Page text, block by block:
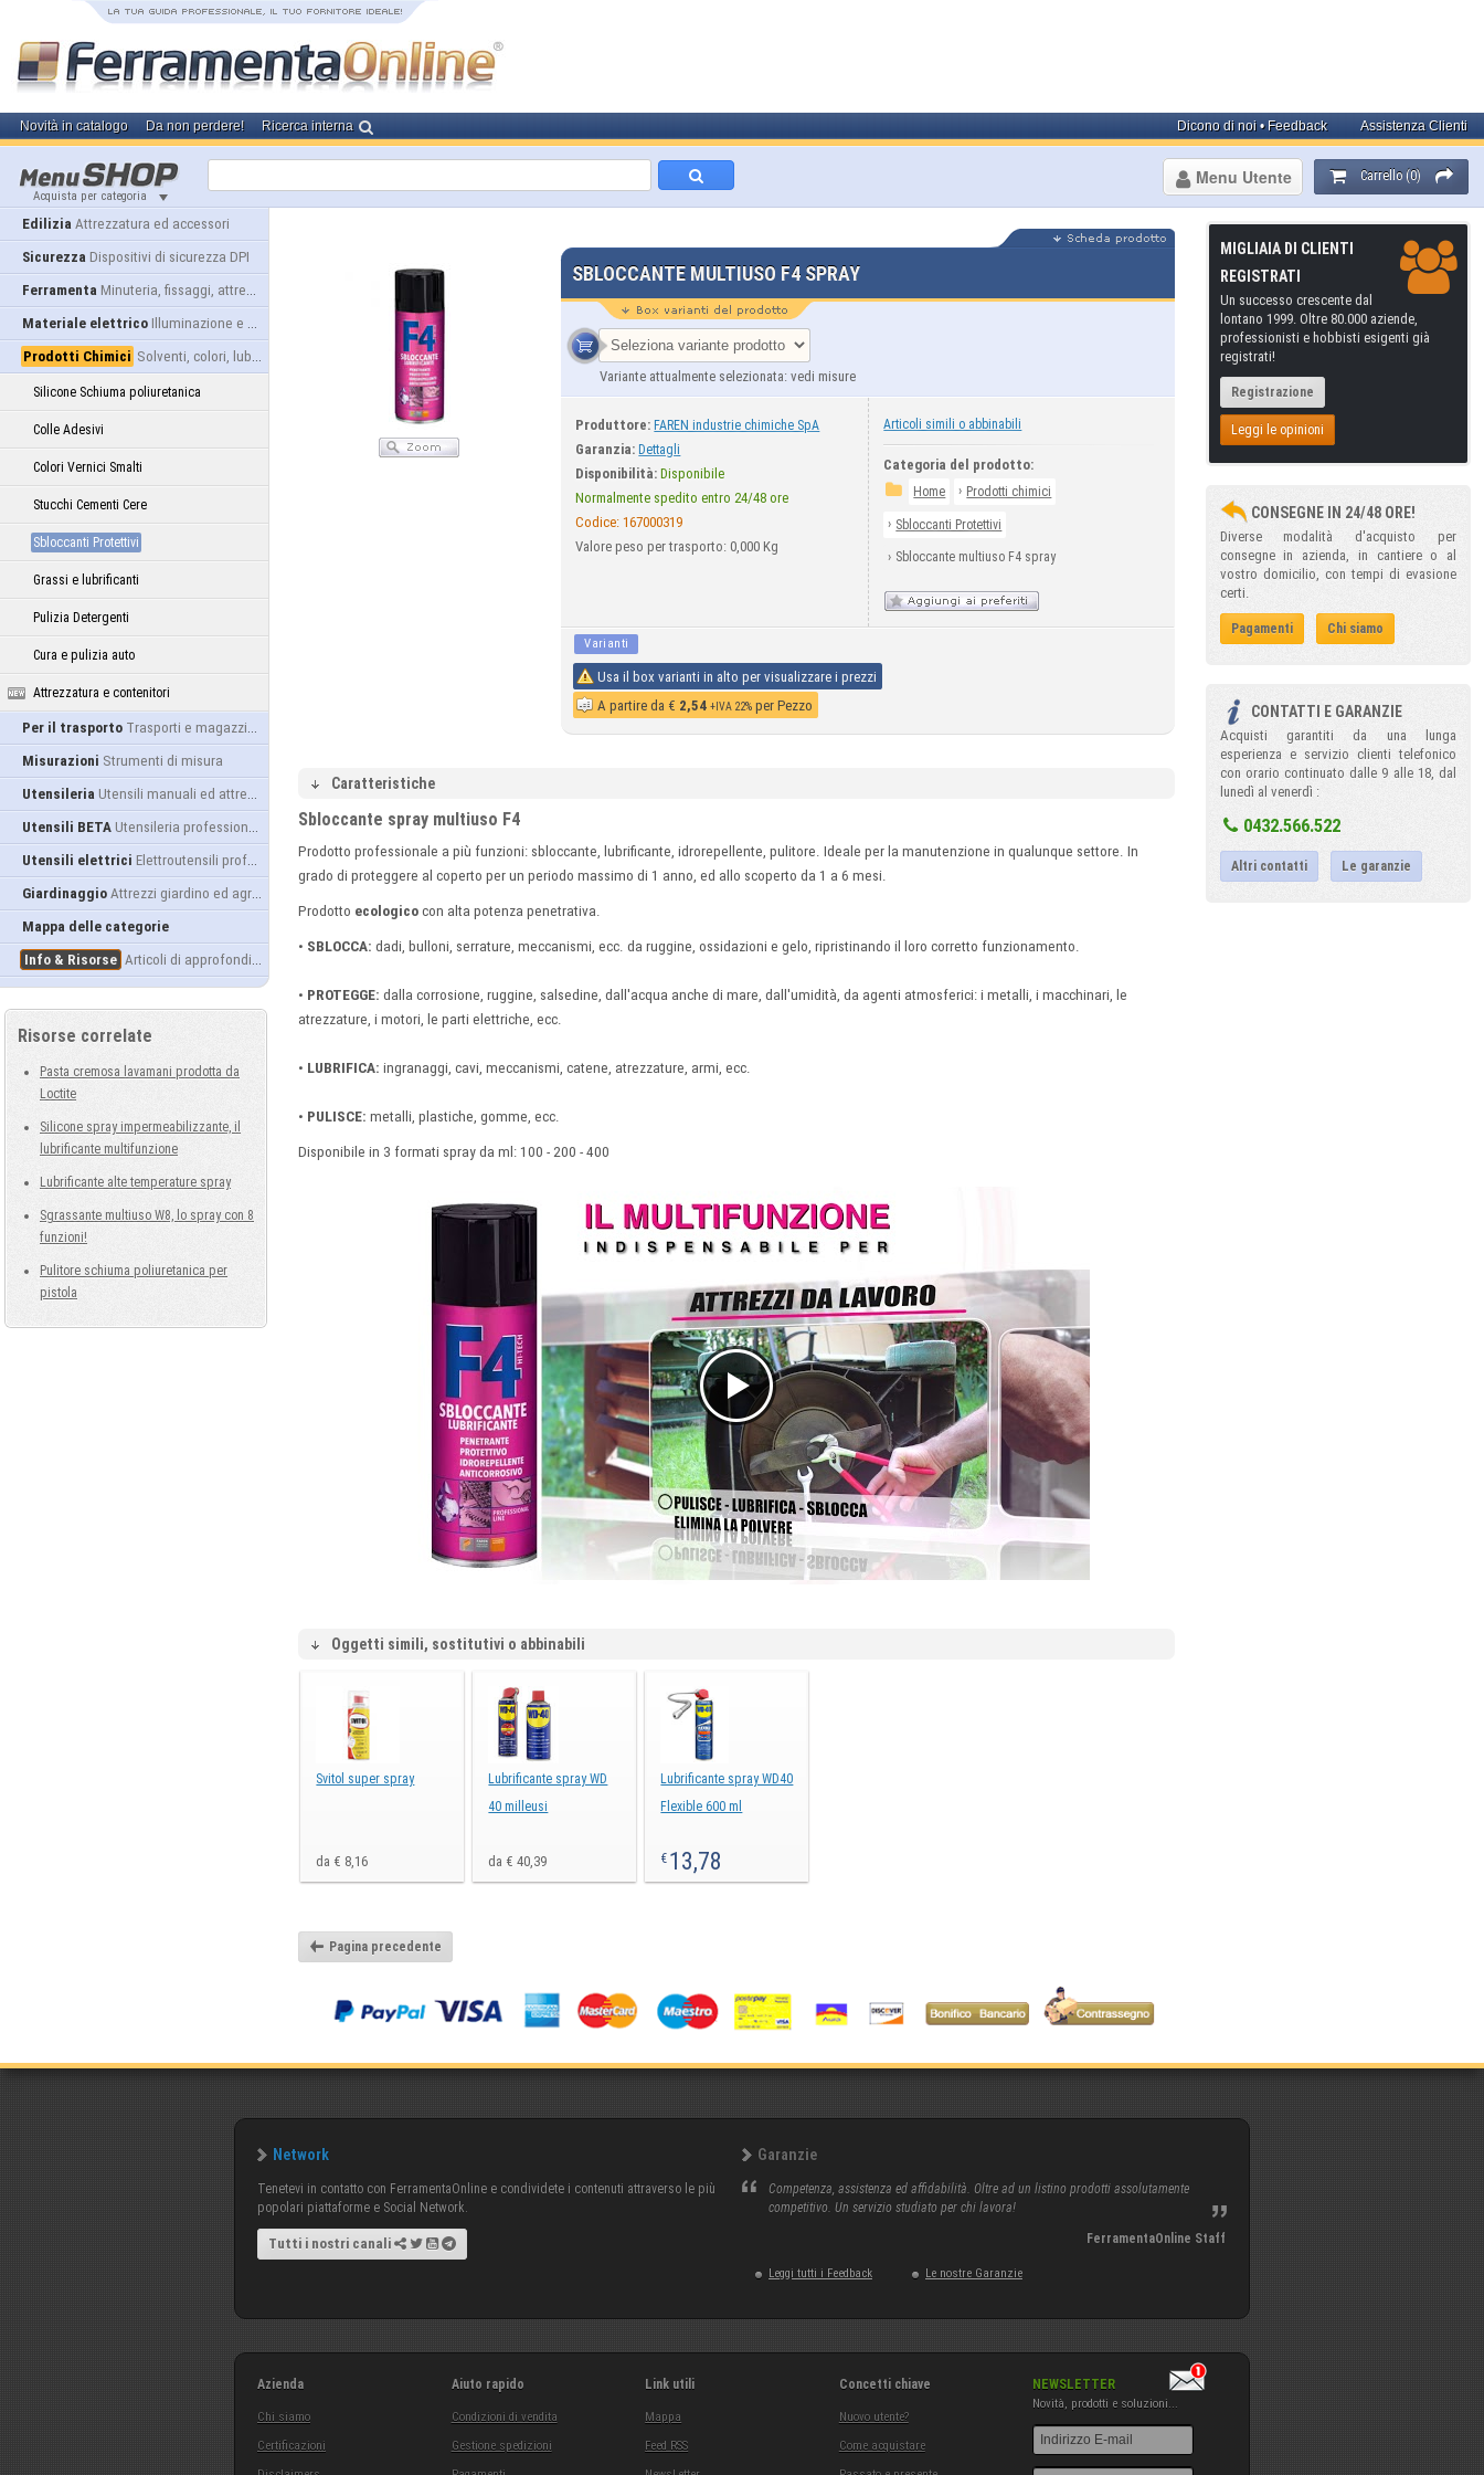
Novità in catalogo Da non perdere! Ricerca interna Assistenza Clienti
Dicono di noi • Feedback
Acquista per categoria
Carrello (0)
Menu Utente
Edilizia Attrezzatura ed accessori
Sicurezza Dispositivi di sicurezza DPI
Ferramenta Minuteria, fissaggi, attrezzatura
Materiale elettrico Illuminazione e alimentazione
Prodotti Chimici Solventi, colori, lubrificanti...
Silicone Schiuma poliuretanica
Colle Adesivi
Colori Vernici Smalti
Stucchi Cementi Cere
Sbloccanti Protettivi
Grassi e lubrificanti
Pulizia Detergenti
Cura e pulizia auto
Attrezzatura e contenitori
Per il trasporto Trasporti e magazzino
Misurazioni Strumenti di misura
Utensileria Utensili manuali ed attrezzature
Utensili BETA Utensileria professionale
Utensili elettrici Elettroutensili professionali
Giardinaggio Attrezzi giardino ed agricoltura
Mappa delle categorie
Info & Risorse Articoli di approfondimento
Risorse correlate
Pasta cremosa lavamani prodotta da
Loctite
Silicone spray impermeabilizzante, il
lubrificante multifunzione
Lubrificante alte temperature spray
Sgrassante multiuso W8, lo spray con 8
funzioni!
Pulitore schiuma poliuretanica per
pistola
SBLOCCANTE MULTIUSO F4 SPRAY
Variante attualmente selezionata: vedi misure
Produttore: FAREN industrie chimiche SpA
Garanzia: Dettagli
Disponibilità: Disponibile
Normalmente spedito entro 24/48 ore
Codice:167000319
Valore peso per trasporto: 0,000 Kg
Articoli simili o abbinabili
Categoria del prodotto:
Home › Prodotti chimici
› Sbloccanti Protettivi
› Sbloccante multiuso F4 spray
Varianti
Usa il box varianti in alto per visualizzare i prezzi
A partire da € 2,54 +IVA 22% per Pezzo
Caratteristiche
Sbloccante spray multiuso F4
Prodotto professionale a più funzioni: sbloccante, lubrificante, idrorepellente, pulitore. Ideale per la manutenzione in qualunque settore. In
grado di proteggere al coperto per un periodo massimo di 1 anno, ed allo scoperto da 1 a 6 mesi.
Prodotto ecologico con alta potenza penetrativa.
• SBLOCCA: dadi, bulloni, serrature, meccanismi, ecc. da ruggine, ossidazioni e gelo, ripristinando il loro corretto funzionamento.
• PROTEGGE: dalla corrosione, ruggine, salsedine, dall'acqua anche di mare, dall'umidità, da agenti atmosferici: i metalli, i macchinari, le
atrezzature, i motori, le parti elettriche, ecc.
• LUBRIFICA: ingranaggi, cavi, meccanismi, catene, atrezzature, armi, ecc.
• PULISCE: metalli, plastiche, gomme, ecc.
Disponibile in 3 formati spray da ml: 100 - 200 - 400
Oggetti simili, sostitutivi o abbinabili
Svitol super spray
da € 8,16
Lubrificante spray WD
40 milleusi
da € 40,39
Lubrificante spray WD40
Flexible 600 ml
€ 13,78
Pagina precedente
MIGLIAIA DI CLIENTI
REGISTRATI
Un successo crescente dal
lontano 1999. Oltre 80.000 aziende,
professionisti e hobbisti esigenti già
registrati!
Registrazione
Leggi le opinioni
CONSEGNE IN 24/48 ORE!
Diverse modalità d'acquisto per
consegne in azienda, in cantiere o al
vostro domicilio, con tempi di evasione
certi.
Pagamenti Chi siamo
CONTATTI E GARANZIE
Acquisti garantiti da una lunga
esperienza e servizio clienti telefonico
con orario continuato dalle 9 alle 18, dal
lunedì al venerdì :
0432.566.522
Altri contatti Le garanzie
Network
Tenetevi in contatto con FerramentaOnline e condividete i contenuti attraverso le più
popolari piattaforme e Social Network.
Tutti i nostri canali
Garanzie
Competenza, assistenza ed affidabilità. Oltre ad un listino prodotti assolutamente
competitivo. Un servizio studiato per chi lavora!
FerramentaOnline Staff
Leggi tutti i Feedback Le nostre Garanzie
Azienda
Chi siamo
Certificazioni
Aiuto rapido
Condizioni di vendita
Gestione spedizioni
Link utili
Mappa
Feed RSS
Concetti chiave
Nuovo utente?
Come acquistare
NEWSLETTER
Novità, prodotti e soluzioni...